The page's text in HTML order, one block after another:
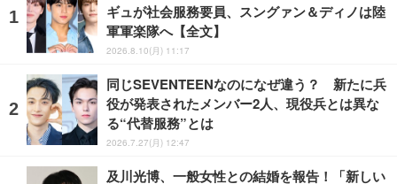
ギュが社会服務要員、スングァン＆ディノは陸
軍軍楽隊へ【全文】
2026.8.10(月) 11:17
同じSEVENTEENなのになぜ違う？ 新たに兵
役が発表されたメンバー2人、現役兵とは異な
る“代替服務”とは
2026.7.27(月) 12:47
及川光博、一般女性との結婚を報告！「新しい